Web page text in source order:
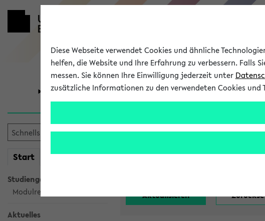
Universität Forschung Studium
Start meineKVV
Studiengangsauswahl
Modulrecherche
Aktuelles
Alle noch
Diese Webseite verwendet Cookies und ähnliche
helfen, die Website und Ihre Erfahrung zu verbessern. Falls
messen. Sie können Ihre Einwilligung jederzeit unter
zusätzliche Informationen zu den verwendeten Cookies und